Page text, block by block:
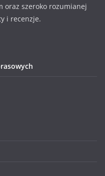
oraz szeroko rozumianej
i recenzje.